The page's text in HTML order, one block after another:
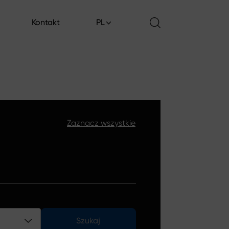
Kontakt
PL
Zaznacz wszystkie
Szukaj